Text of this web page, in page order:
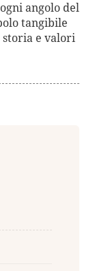
angolo del
tangibile
storia e valori